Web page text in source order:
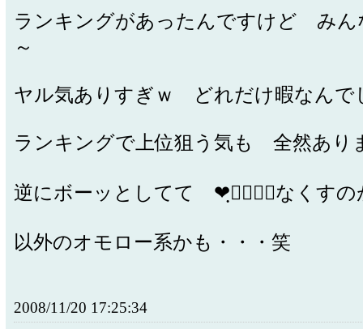
ランキングがあったんですけど みん
～
ヤル気ありすぎｗ どれだけ暇なんで
ランキングで上位狙う気も 全然あり
逆にボーッとしてて ❤ฺ❤ฺ❤ฺなくすの
以外のオモロー系かも・・・笑
2008/11/20 17:25:34